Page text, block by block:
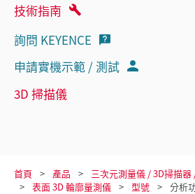
技術指南
詢問 KEYENCE
申請實機示範 / 測試
3D 掃描儀
首頁 產品 三次元測量儀 / 3D掃描器
表面 3D 輪廓量測儀
型號 分析